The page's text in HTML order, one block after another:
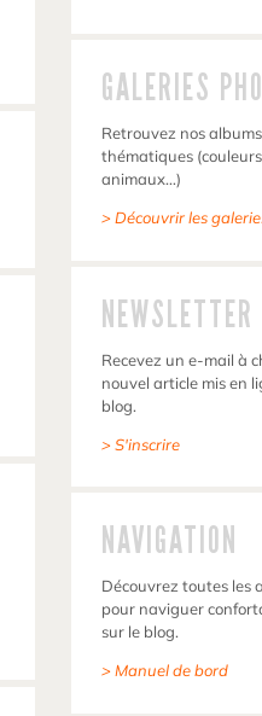
GALERIES
Retrouvez nos
thématiques
animaux…)
> Découvrir les
NEWSLETTER
Recevez un e-mail à
nouvel article mis en
blog.
> S'inscrire
NAVIGATION
Découvrez toutes les
pour naviguer
sur le blog.
> Manuel de bord